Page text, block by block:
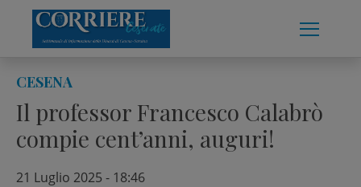
content
CESENA
Il professor Francesco Calabrò
compie cent’anni, auguri!
21 Luglio 2025 - 18:46